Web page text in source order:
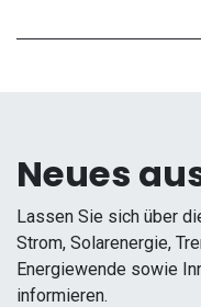
Neues
Lassen Sie sich über
Strom, Solarenergie,
Energiewende sowie
informieren.